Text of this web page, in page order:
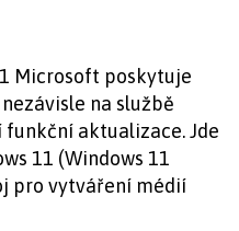
Microsoft poskytuje
na službě
aktualizace. Jde
11 (Windows 11
pro vytváření médií